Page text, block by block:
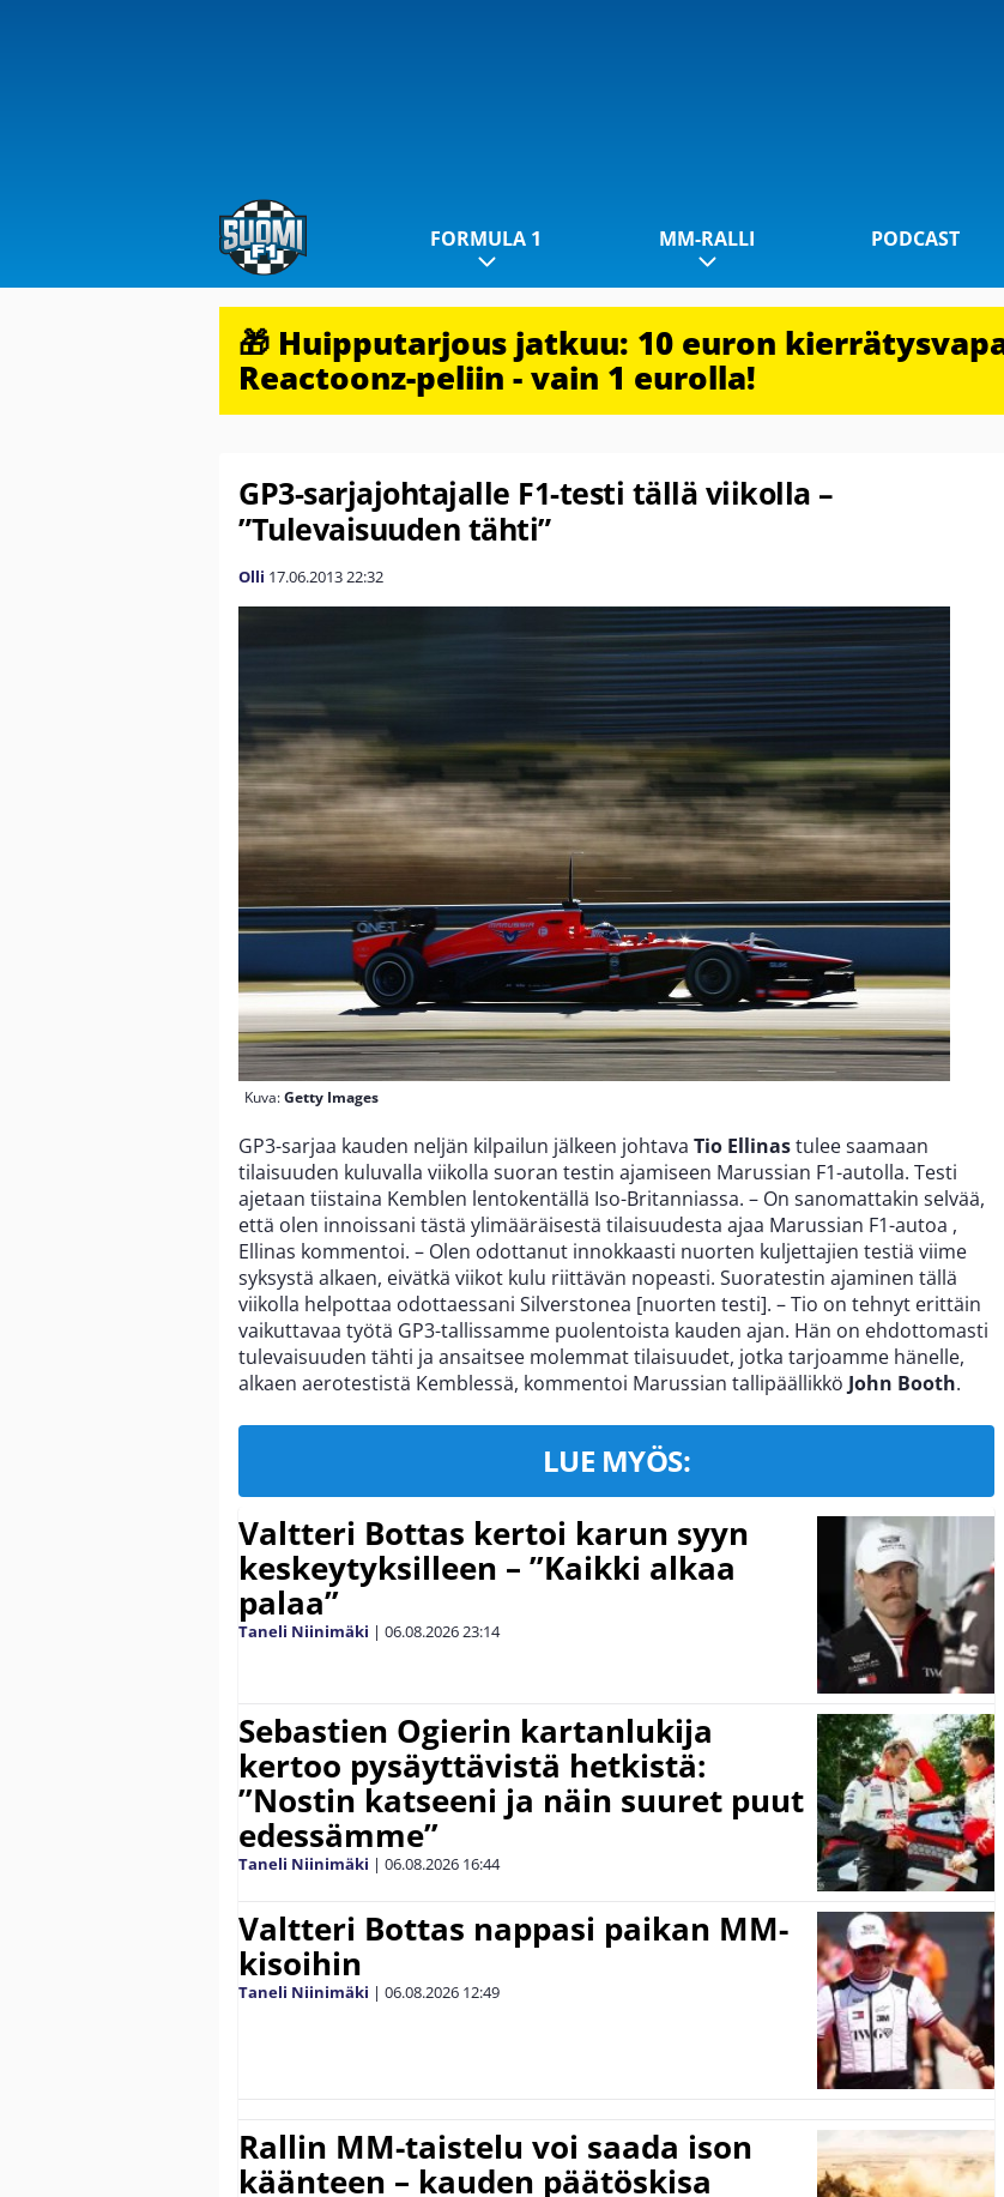
FORMULA 1 MM-RALLI PODCAST
🎁 Huipputarjous jatkuu: 10 euron
Reactoonz-peliin - vain 1 eurolla!
GP3-sarjajohtajalle F1-testi tällä viikolla –
”Tulevaisuuden tähti”
Olli 17.06.201322:32
Kuva:Getty Images
GP3-sarjaa kauden neljän kilpailun jälkeen johtava Tio Ellinastulee saamaan
tilaisuuden kuluvalla viikolla suoran testin ajamiseen Marussian F1-autolla. Testi
ajetaan tiistaina Kemblen lentokentällä Iso-Britanniassa. – On sanomattakin selvää,
että olen innoissani tästä ylimääräisestä tilaisuudesta ajaa Marussian F1-autoa ,
Ellinas kommentoi. – Olen odottanut innokkaasti nuorten kuljettajien testiä viime
syksystä alkaen, eivätkä viikot kulu riittävän nopeasti. Suoratestin ajaminen tällä
viikolla helpottaa odottaessani Silverstonea [nuorten testi]. – Tio on tehnyt erittäin
vaikuttavaa työtä GP3-tallissamme puolentoista kauden ajan. Hän on ehdottomasti
tulevaisuuden tähti ja ansaitsee molemmat tilaisuudet, jotka tarjoamme hänelle,
alkaen aerotestistä Kemblessä, kommentoi Marussian tallipäällikkö John Booth.
LUE MYÖS:
Valtteri Bottas kertoi karun syyn
keskeytyksilleen – ”Kaikki alkaa
palaa”
Taneli Niinimäki | 06.08.202623:14
Sebastien Ogierin kartanlukija
kertoo pysäyttävistä hetkistä:
”Nostin katseeni ja näin suuret puut
edessämme”
Taneli Niinimäki | 06.08.2026 16:44
Valtteri Bottas nappasi paikan MM-
kisoihin
Taneli Niinimäki | 06.08.2026 12:49
Rallin MM-taistelu voi saada ison
käänteen – kauden päätöskisa